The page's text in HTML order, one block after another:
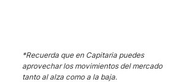
*Recuerda que en Capitaria puedes
aprovechar los movimientos del mercado
tanto al alza como a la baja.